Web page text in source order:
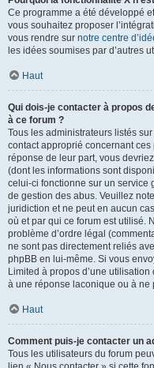
Ce programme a été développé
vous souhaitez proposer
vous rendre sur notre centre
les idées soumises par d’autres
Haut
Qui dois-je contacter à propos
à ce forum ?
Tous les administrateurs listés
contact approprié concernant
réponse de leur part, vous
(dont les informations sont
celui-ci fonctionne sur un service
de gestion des abus. Veuillez
juridiction et ne peut en aucun
où et par qui ce forum est utilisé.
problème d’ordre légal
ne sont pas directement reliés
phpBB en lui-même. Si vous
Limited à propos d’une
à une réponse laconique ou à ne
Haut
Comment puis-je contacter un
Tous les utilisateurs du forum